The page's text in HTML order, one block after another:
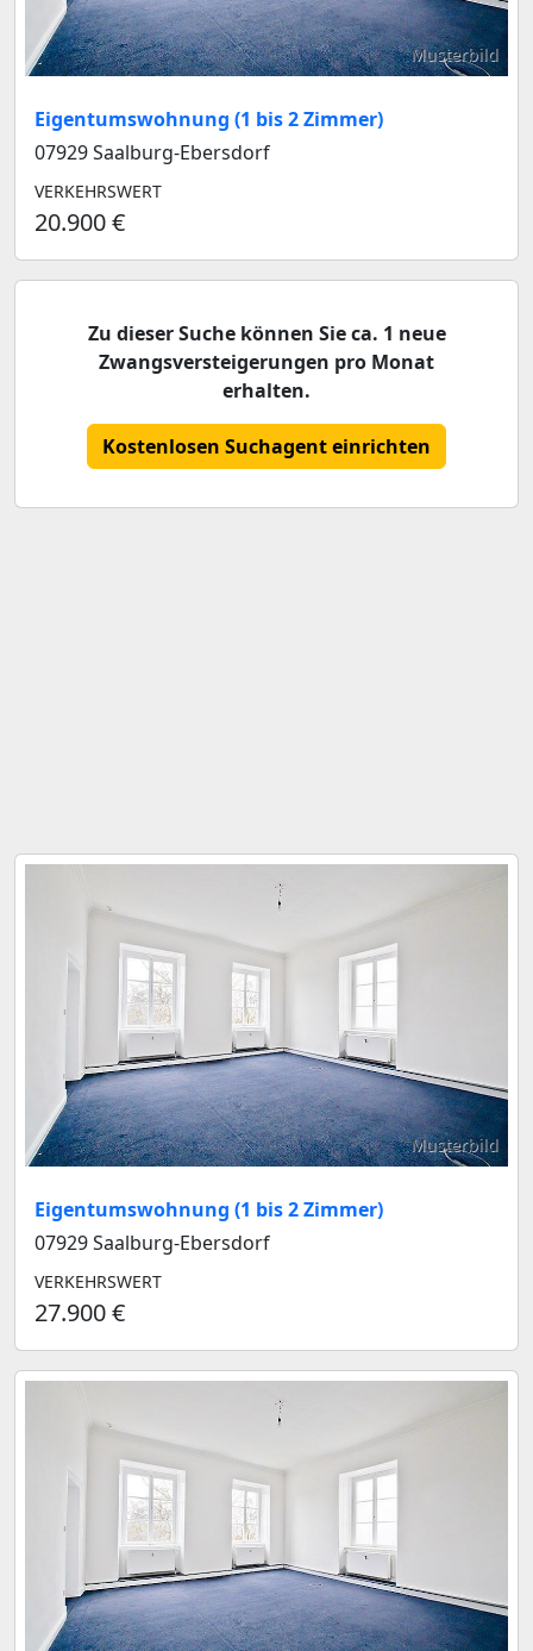
Musterbild
Eigentumswohnung (1 bis 2 Zimmer)
07929 Saalburg-Ebersdorf
VERKEHRSWERT
20.900 €
Zu dieser Suche können Sie ca. 1 neue
Zwangsversteigerungen pro Monat
erhalten.
Kostenlosen Suchagent einrichten
Musterbild
Eigentumswohnung (1 bis 2 Zimmer)
07929 Saalburg-Ebersdorf
VERKEHRSWERT
27.900 €